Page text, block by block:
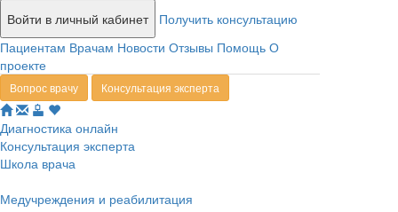
Войти в личный кабинет
Получить консультацию
Пациентам Врачам Новости Отзывы Помощь О
проекте
Вопрос врачу Консультация эксперта
Диагностика онлайн
Консультация эксперта
Школа врача
Медучреждения и реабилитация